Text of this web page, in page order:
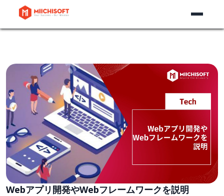
Webアプリ開発やWebフレームワークを説明